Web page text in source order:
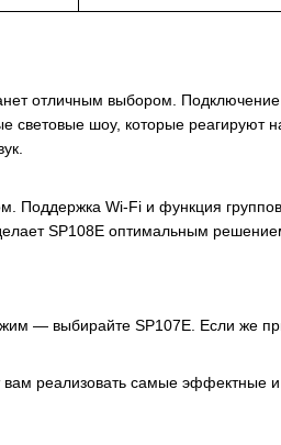
отличным выбором.
световые шоу, которые реагируют
Поддержка Wi-Fi и функция
SP108E оптимальным
— выбирайте SP107E. Если же
реализовать самые эффектные